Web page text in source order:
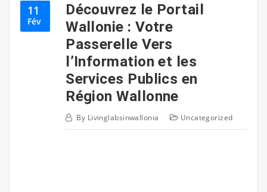
11
Fév
Découvrez le Portail
Wallonie : Votre
Passerelle Vers
l’Information et les
Services Publics en
Région Wallonne
By Livinglabsinwallonia Uncategorized